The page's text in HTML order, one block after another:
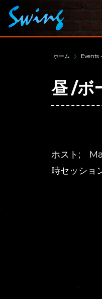
ホーム Events
昼 /ボ
ホスト;
時セッショ